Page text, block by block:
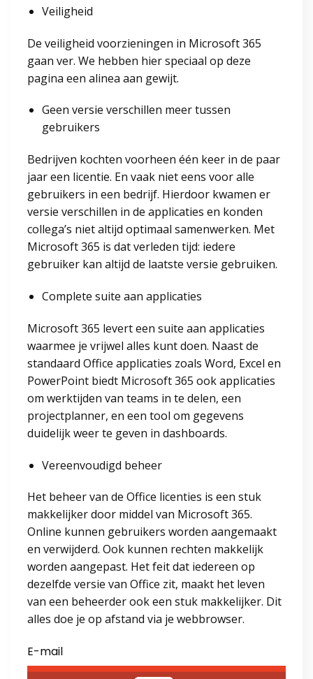
Veiligheid
De veiligheid voorzieningen in Microsoft 365
gaan ver. We hebben hier speciaal op deze
pagina een alinea aan gewijt.
Geen versie verschillen meer tussen
gebruikers
Bedrijven kochten voorheen één keer in de paar
jaar een licentie. En vaak niet eens voor alle
gebruikers in een bedrijf. Hierdoor kwamen er
versie verschillen in de applicaties en konden
collega’s niet altijd optimaal samenwerken. Met
Microsoft 365 is dat verleden tijd: iedere
gebruiker kan altijd de laatste versie gebruiken.
Complete suite aan applicaties
Microsoft 365 levert een suite aan applicaties
waarmee je vrijwel alles kunt doen. Naast de
standaard Office applicaties zoals Word, Excel en
PowerPoint biedt Microsoft 365 ook applicaties
om werktijden van teams in te delen, een
projectplanner, en een tool om gegevens
duidelijk weer te geven in dashboards.
Vereenvoudigd beheer
Het beheer van de Office licenties is een stuk
makkelijker door middel van Microsoft 365.
Online kunnen gebruikers worden aangemaakt
en verwijderd. Ook kunnen rechten makkelijk
worden aangepast. Het feit dat iedereen op
dezelfde versie van Office zit, maakt het leven
van een beheerder ook een stuk makkelijker. Dit
alles doe je op afstand via je webbrowser.
E-mail